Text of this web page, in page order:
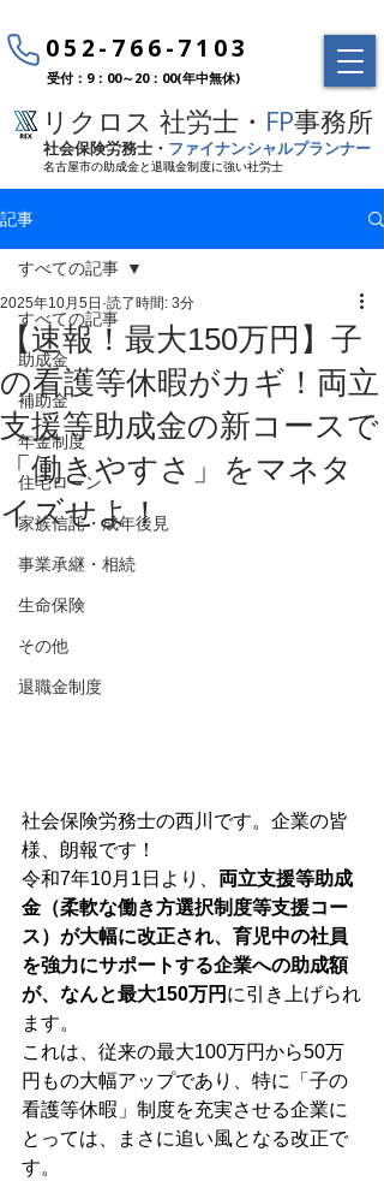
052-766-7103
受付：9：00～20：00(年中無休)
リクロス 社労士・ FP事務所
社会保険労務士・ ファイナンシャルプランナー
名古屋市の助成金と退職金制度に強い社労士
記事
すべての記事
助成金
補助金
年金制度
住宅ローン
家族信託・成年後見
事業承継・相続
生命保険
その他
退職金制度
すべての記事
【速報！最大150万円】子
の看護等休暇がカギ！両立
支援等助成金の新コースで
「働きやすさ」をマネタ
イズせよ！
2025年10月5日 読了時間: 3分
社会保険労務士の西川です。企業の皆
様、朗報です！
令和7年10月1日より、 両立支援等助成
金（柔軟な働き方選択制度等支援コー
ス）が大幅に改正され、育児中の社員
を強力にサポートする企業への助成額
が、なんと最大150万円 に引き上げられ
ます。
これは、従来の最大100万円から50万
円もの大幅アップであり、特に「子の
看護等休暇」制度を充実させる企業に
とっては、まさに追い風となる改正で
す。